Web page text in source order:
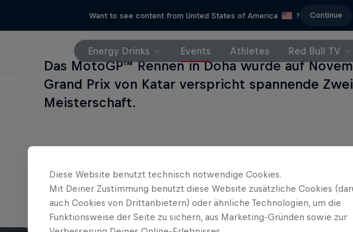
Want to see content from United States of America ? Continue
Energy Drinks Events Athletes Red Bull TV
Das MotoGP™ Rennen in Doha wurde auf
Grand Prix von Katar verspricht spannende
Meisterschaft.
Diese Website benutzt technisch notwendige Cookies.
Mit Deiner Zustimmung benutzt diese Website zusätzliche Cookies
auch Cookies von Drittanbietern) oder ähnliche Technologien, um die
Funktionsweise der Seite zu sichern, aus Marketing-Gründen sowie zur